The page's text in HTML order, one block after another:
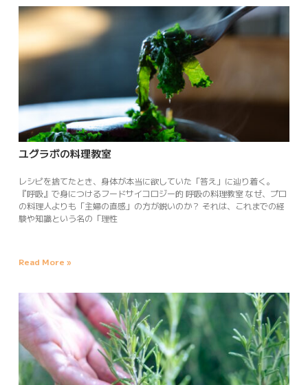
ユグラボの料理教室
レシピを捨てたとき、身体が本当に欲していた「答え」に辿り着く。
『呼吸』で身につけるフードサイコロジー的 呼吸の料理教室 なぜ、プロ
の料理人よりも「主婦の直感」の方が鋭いのか？ それは、これまでの経
験や知識という名の「理性
Read More »